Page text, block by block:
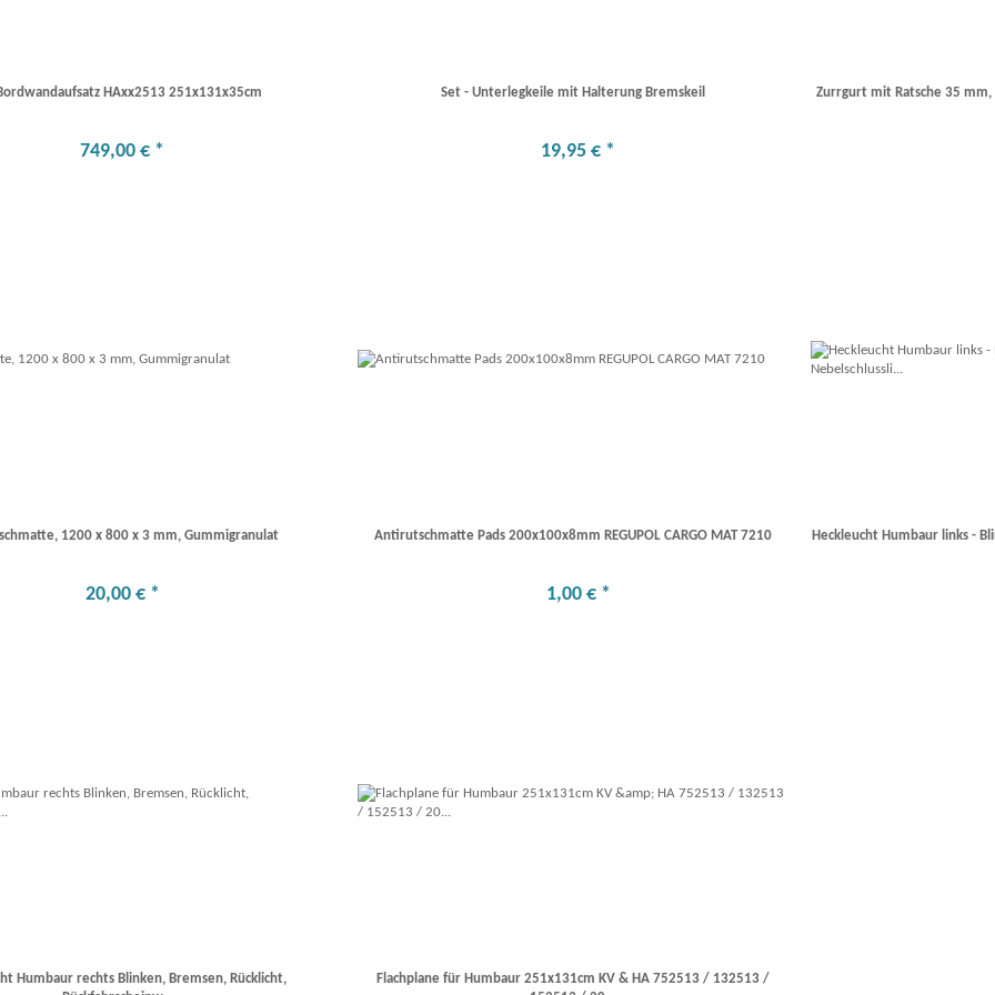
HAxx2513 251x131x35cm
749,00 € *
Set - Unterlegkeile mit Halterung Bremskeil
19,95 € *
Zurrgurt mit Ratsche 35
1200 x 800 x 3 mm, Gummigranulat
20,00 €*
Antirutschmatte Pads 200x100x8mm REGUPOL CARGO MAT 7210
1,00 €*
Heckleucht Humbaur links -
Humbaur rechts Blinken, Bremsen, Rücklicht,
Flachplane für Humbaur 251x131cm KV & HA 752513 / 132513 /